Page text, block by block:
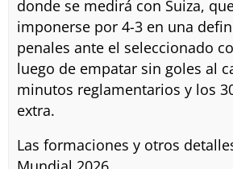
donde se medirá con Suiza,
imponerse por 4-3 en una
penales ante el seleccionado
luego de empatar sin goles al
minutos reglamentarios y los
extra.
Las formaciones y otros